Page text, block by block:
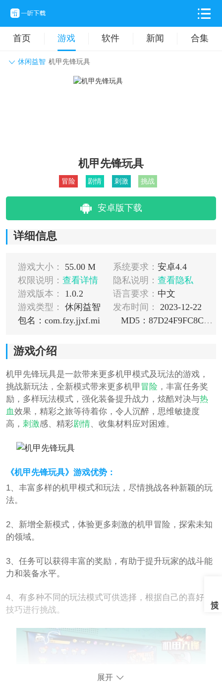
首页 游戏 软件 新闻 合集
休闲益智 机甲先锋玩具
动作格斗 休闲益智
机甲先锋玩具
冒险 剧情 刺激 挑战
安卓版下载
详细信息
游戏大小： 55.00 M 系统要求： 安卓4.4
权限说明： 查看详情 隐私说明： 查看隐私
游戏版本：
1.0.2 语言要求： 中文
游戏类型：
休闲益智 发布时间：
2023-12-22
包名：com.fzy.jjxf.mi
MD5：87D24F9FC8C049F529F0757C3774B762
游戏介绍
机甲先锋玩具是一款带来更多机甲模式及玩法的游戏，
挑战新玩法，全新模式带来更多机甲 冒险 ，丰富任务奖
励，多样玩法模式，强化装备提升战力，炫酷对决与热
血效果，精彩之旅等待着你，令人沉醉，思维敏捷度
高， 刺激感、精彩剧情、收集材料应对困难。
《机甲先锋玩具》游戏优势：
1、丰富多样的机甲模式和玩法，尽情挑战各种新颖的玩
法。
2、新增全新模式，体验更多刺激的机甲冒险，探索未知
的领域。
3、任务可以获得丰富的奖励，有助于提升玩家的战斗能
力和装备水平。
4、有多种不同的玩法模式可供选择，根据自己的喜好和
技巧进行挑战。
展开